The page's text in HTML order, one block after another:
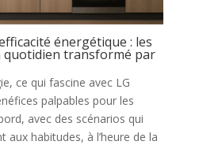
énergétique : les
quotidien transformé par
ce qui fascine avec LG
palpables pour les
avec des scénarios qui
aux habitudes, à l’heure de la